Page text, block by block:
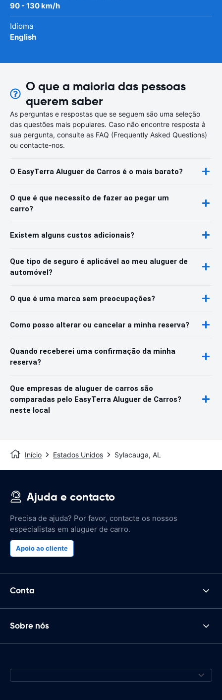
90 - 130 km/h
Idioma
English
O que a maioria das pessoas
querem saber
As perguntas e respostas que se seguem são uma seleção
das questões mais populares. Caso não encontre resposta à
sua pergunta, consulte as FAQ (Frequently Asked Questions)
ou contacte-nos.
O EasyTerra Aluguer de Carros é o mais barato?
O que é que necessito de fazer ao pegar um
carro?
Existem alguns custos adicionais?
Que tipo de seguro é aplicável ao meu aluguer de
automóvel?
O que é uma marca sem preocupações?
Como posso alterar ou cancelar a minha reserva?
Quando receberei uma confirmação da minha
reserva?
Que empresas de aluguer de carros são
comparadas pelo EasyTerra Aluguer de Carros?
neste local
Início Estados Unidos Sylacauga, AL
Ajuda e contacto
Precisa de ajuda? Por favor, contacte os nossos
especialistas em aluguer de carro.
Apoio ao cliente
Conta
Sobre nós